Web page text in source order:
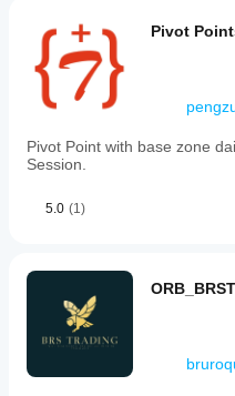
indices,
commodities,
stocks,
cryptocurrencies.
Профиль индикатора
Pivot
Pivot Point with base zone
Session.
5.0 (1)